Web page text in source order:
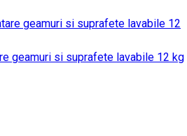
geamuri si suprafete lavabile 12 kg